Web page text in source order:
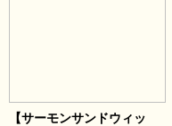
【サーモンサンドウィッ